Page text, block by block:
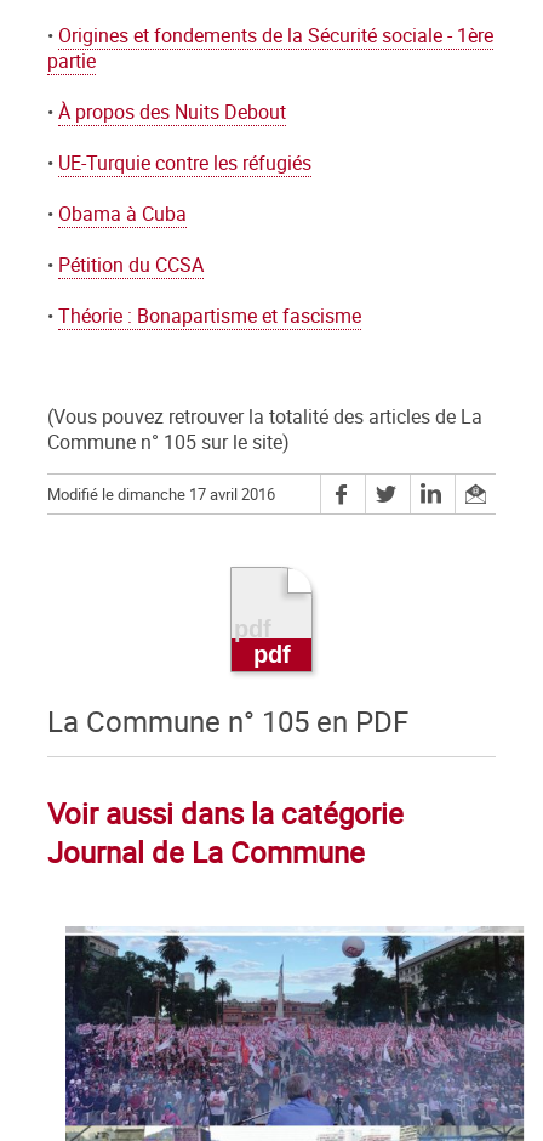
• Origines et fondements de la Sécurité sociale - 1ère
partie
•À propos des Nuits Debout
• UE-Turquie contre les réfugiés
• Obama à Cuba
• Pétition du CCSA
•Théorie : Bonapartisme et fascisme
(Vous pouvez retrouver la totalité des articles de La
Commune n° 105 sur le site)
Modifié le dimanche 17 avril 2016
La Commune n° 105 en PDF
Voir aussi dans la catégorie
Journal de La Commune